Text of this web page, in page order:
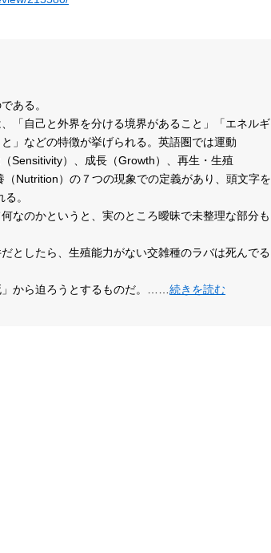
ある。
「自己と外界を分ける境界があること」「エネルギ
」などの特徴が挙げられる。英語圏では運動
Sensitivity）、成長（Growth）、再生・生殖
Nutrition）の７つの現象での定義があり、頭文字を
。
なのかというと、実のところ曖昧で未整理な部分も
としたら、生殖能力がない交雑種のラバは死んでる
」から迫ろうとするものだ。……続きを読む